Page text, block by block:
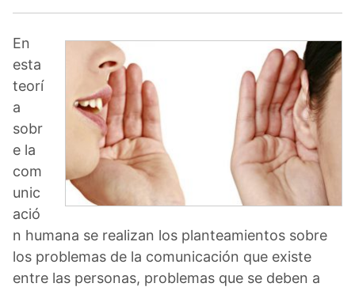
En
esta
teorí
a
sobr
e la
com
unic
ació
n humana se realizan los planteamientos sobre
los problemas de la comunicación que existe
entre las personas, problemas que se deben a